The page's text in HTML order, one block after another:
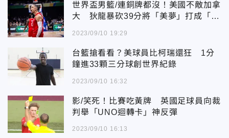
世界盃男籃/連銅牌都沒！美國不敵加拿
大 狄龍暴砍39分將「美夢」打成「惡
2023/09/10 19:29
台籃搶看看？美球員比柯瑞還狂 1分
鐘進33顆三分球創世界紀錄
2023/09/10 16:32
影/笑死！比賽吃黃牌 英國足球員向裁
判舉「UNO迴轉卡」神反彈
2023/09/10 16:13